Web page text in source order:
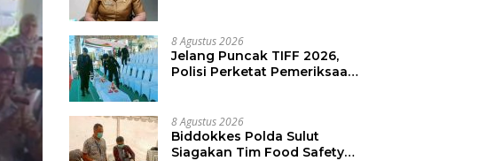
Rondonuwu
8 Agustus 2026
Jelang Puncak TIFF 2026,
Polisi Perketat Pemeriksaan
8 Agustus 2026
Biddokkes Polda Sulut
Siagakan Tim Food Safety